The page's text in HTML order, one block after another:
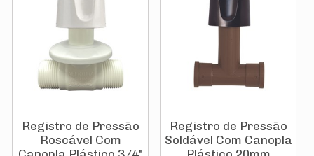
Registro de Pressão
Roscável Com
Registro de Pressão
Soldável Com Canopla